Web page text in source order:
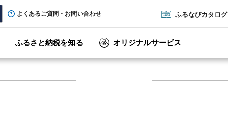
よくあるご質問・お問い合わせ ふるなびカタログ
ふるさと納税を知る オリジナルサービス